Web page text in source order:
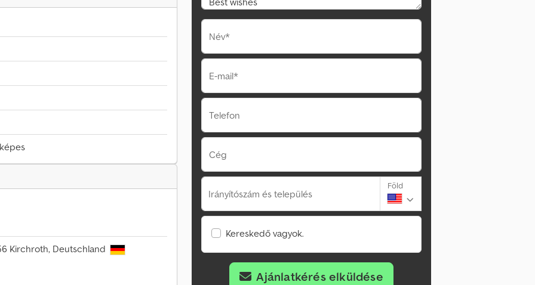
Kirchroth, Deutschland
Név*
E-mail*
Telefon
Cég
Irányítószám és település
Föld
Kereskedő vagyok.
Ajánlatkérés elküldése